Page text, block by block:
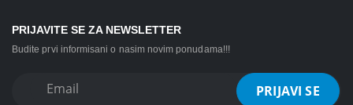
PRIJAVITE SE ZA NEWSLETTER
Budite prvi informisani o nasim novim ponudama!!!